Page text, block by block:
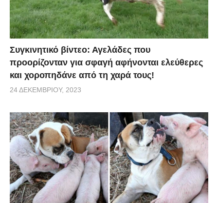
Συγκινητικό βίντεο: Αγελάδες που
προορίζονταν για σφαγή αφήνονται ελεύθερες
και χοροπηδάνε από τη χαρά τους!
24 ΔΕΚΕΜΒΡΊΟΥ, 2023